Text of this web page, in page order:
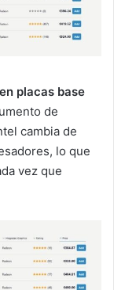
placas base
de
cambia de
lo que
vez que